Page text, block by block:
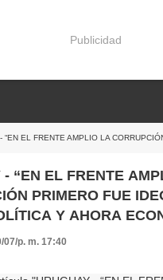
Publicidad
AMPLIO LA CORRUPCIÓN PRIMERO FUE IDEOLÓGICA,
- “EN EL FRENTE
PRIMERO FUE
Y AHORA
07/p. m. 17:40